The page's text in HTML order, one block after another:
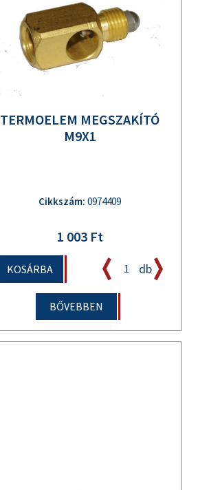
TERMOELEM MEGSZAKÍTÓ
M9X1
Cikkszám: 0974409
1 003 Ft
KOSÁRBA db
BŐVEBBEN